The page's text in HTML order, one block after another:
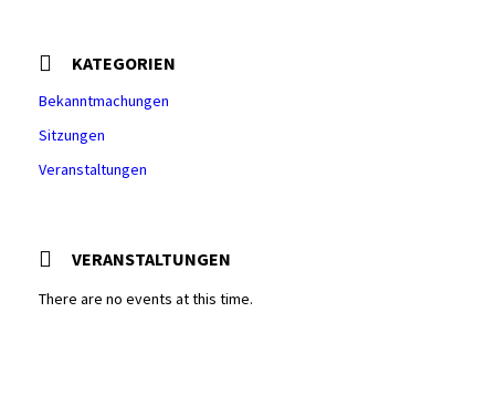
KATEGORIEN
Bekanntmachungen
Sitzungen
Veranstaltungen
VERANSTALTUNGEN
There are no events at this time.